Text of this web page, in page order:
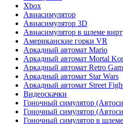
Xbox
Авиасимулятор
Авиасимулятор 3D
Авиасимулятор в шлеме
Американские горки VR
Аркадный автомат Mario
Аркадный автомат Mortal
Аркадный автомат Retro
Аркадный автомат Star Wars
Аркадный автомат Street
Видеоскачки
Гоночный симулятор
Гоночный симулятор
Гоночный симулятор в